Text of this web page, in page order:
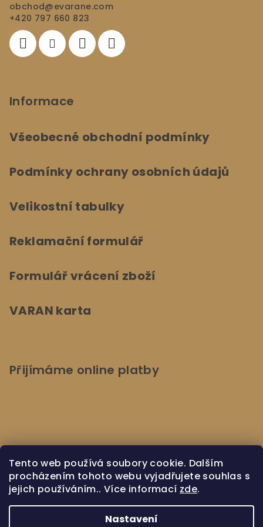
Tento web používá soubory cookie. Dalším
procházením tohoto webu vyjadřujete souhlas s
jejich používáním.. Více informací zde.
Nastavení
obchod@evarane.com
+420 797 660 823
Informace
Všeobecné obchodní podmínky
Podmínky ochrany osobních údajů
Velikostní tabulky
Reklamační formulář
Formulář vrácení zboží
VARAN karta
Přijímáme online platby
Kontaktujte nás
Napište nám